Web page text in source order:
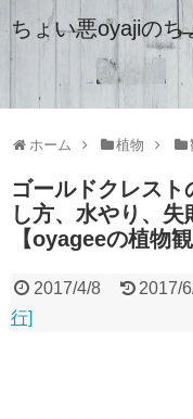
ちょい悪oyajiのち
ホーム 植物
ゴールドクレス
し方、水やり、
【oyageeの植物
2017/4/8 2017/
行]